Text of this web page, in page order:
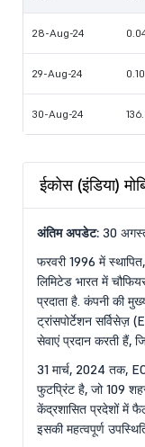
28-Aug-24
29-Aug-24 0.10
30-Aug-24
ईकोस (इंडिया)
अंतिम अपडेट: 30
फरवरी 1996 में स्थापित,
लिमिटेड भारत में
प्रदाता है. कंपनी की
ट्रांसपोर्टेशन सर्विसेज़
सेवाएं प्रदान करती हैं,
31 मार्च, 2024 तक,
फुटप्रिंट है, जो 109
केंद्रशासित प्रदेशों में
इसकी महत्वपूर्ण